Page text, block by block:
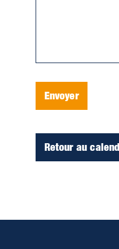
Envoyer
Retour au